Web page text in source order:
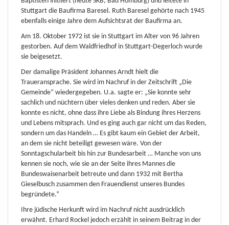
Stuttgart die Baufirma Baresel. Ruth Baresel gehörte nach 1945
ebenfalls einige Jahre dem Aufsichtsrat der Baufirma an.
Am 18. Oktober 1972 ist sie in Stuttgart im Alter von 96 Jahren
gestorben. Auf dem Waldfriedhof in Stuttgart-Degerloch wurde
sie beigesetzt.
Der damalige Präsident Johannes Arndt hielt die
Traueransprache. Sie wird im Nachruf in der Zeitschrift „Die
Gemeinde“ wiedergegeben. U.a. sagte er: „Sie konnte sehr
sachlich und nüchtern über vieles denken und reden. Aber sie
konnte es nicht, ohne dass ihre Liebe als Bindung ihres Herzens
und Lebens mitsprach. Und es ging auch gar nicht um das Reden,
sondern um das Handeln … Es gibt kaum ein Gebiet der Arbeit,
an dem sie nicht beteiligt gewesen wäre. Von der
Sonntagschularbeit bis hin zur Bundesarbeit … Manche von uns
kennen sie noch, wie sie an der Seite ihres Mannes die
Bundeswaisenarbeit betreute und dann 1932 mit Bertha
Gieselbusch zusammen den Frauendienst unseres Bundes
begründete.“
Ihre jüdische Herkunft wird im Nachruf nicht ausdrücklich
erwähnt. Erhard Rockel jedoch erzählt in seinem Beitrag in der